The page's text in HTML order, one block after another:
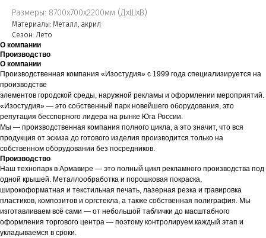
Размеры: 8700х700х2200мм (ДхШхВ)
Материалы: Металл, акрил
Сезон: Лето
О компании
Производство
О компании
Производственная компания «Изостудия» с 1999 года специализируется на
производстве
элементов городской среды, наружной рекламы и оформлении мероприятий.
«Изостудия» — это собственный парк новейшего оборудования, это
репутация бесспорного лидера на рынке Юга России.
Мы — производственная компания полного цикла, а это значит, что вся
продукция от эскиза до готового изделия производится только на
собственном оборудовании без посредников.
Производство
Наш технопарк в Армавире — это полный цикл рекламного производства под
одной крышей. Металлообработка и порошковая покраска,
широкоформатная и текстильная печать, лазерная резка и гравировка
пластиков, композитов и оргстекла, а также собственная полиграфия. Мы
изготавливаем всё сами — от небольшой таблички до масштабного
оформления торгового центра — поэтому контролируем каждый этап и
укладываемся в сроки.